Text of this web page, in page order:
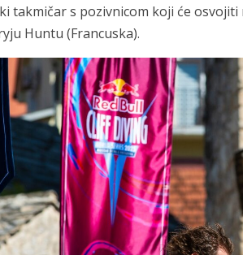
takmičar s pozivnicom koji će
Huntu (Francuska).